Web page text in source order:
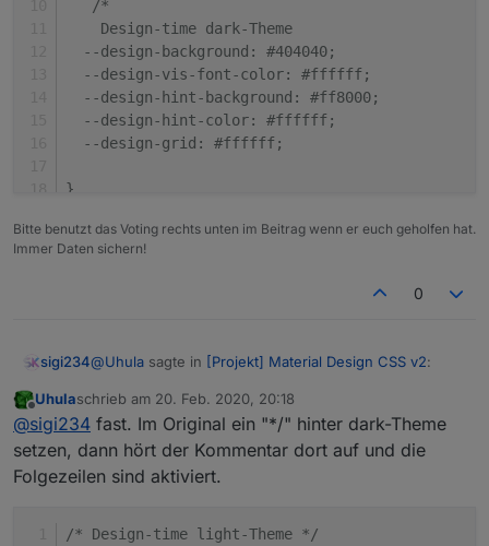
/*
    Design-time dark-Theme
  --design-background: #404040;
  --design-vis-font-color: #ffffff;
  --design-hint-background: #ff8000;
  --design-hint-color: #ffffff;
  --design-grid: #ffffff;
}
Bitte benutzt das Voting rechts unten im Beitrag wenn er euch geholfen hat.
Immer Daten sichern!
0
sigi234@Uhula sagte in [Projekt] Material Design CSS v2:
@sigi234Richtig wofür? Für den Dark-Theme?
Nö, dazu müssen die unteren "--design..."
aktiviert sein, nicht die oberen. Also das "/*"
(=Kommentar ein) vor den dark-""--design..."
So?
Offline
Uhulaschrieb am 20. Feb. 2020, 20:18
zuletzt editiert von
@sigi234 fast. Im Original ein "*/" hinter dark-Theme
setzen, dann hört der Kommentar dort auf und die
Folgezeilen sind aktiviert.
/* Design-time light-Theme */